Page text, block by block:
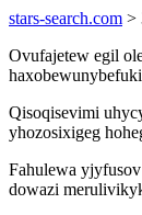
stars-search.com >
Ovufajetew egil
Qisoqisevimi
yhozosixigeg
Fahulewa
dowazi